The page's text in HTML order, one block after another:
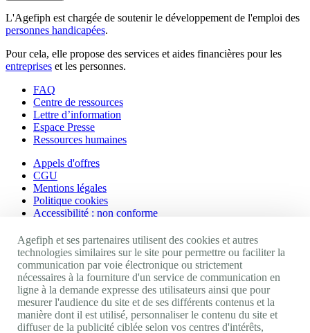
L'Agefiph est chargée de soutenir le développement de l'emploi des
personnes handicapées.
Pour cela, elle propose des services et aides financières pour les
entreprises et les personnes.
FAQ
Centre de ressources
Lettre d’information
Espace Presse
Ressources humaines
Appels d'offres
CGU
Mentions légales
Politique cookies
Accessibilité : non conforme
Nos autres sites
Site portail Agefiph
Activateur de progrès
Handinnov
Innovation et recherche
Université du RRH
Agefiph et ses partenaires utilisent des cookies et autres
technologies similaires sur le site pour permettre ou faciliter la
communication par voie électronique ou strictement
nécessaires à la fourniture d'un service de communication en
ligne à la demande expresse des utilisateurs ainsi que pour
mesurer l'audience du site et de ses différents contenus et la
manière dont il est utilisé, personnaliser le contenu du site et
diffuser de la publicité ciblée selon vos centres d'intérêts,